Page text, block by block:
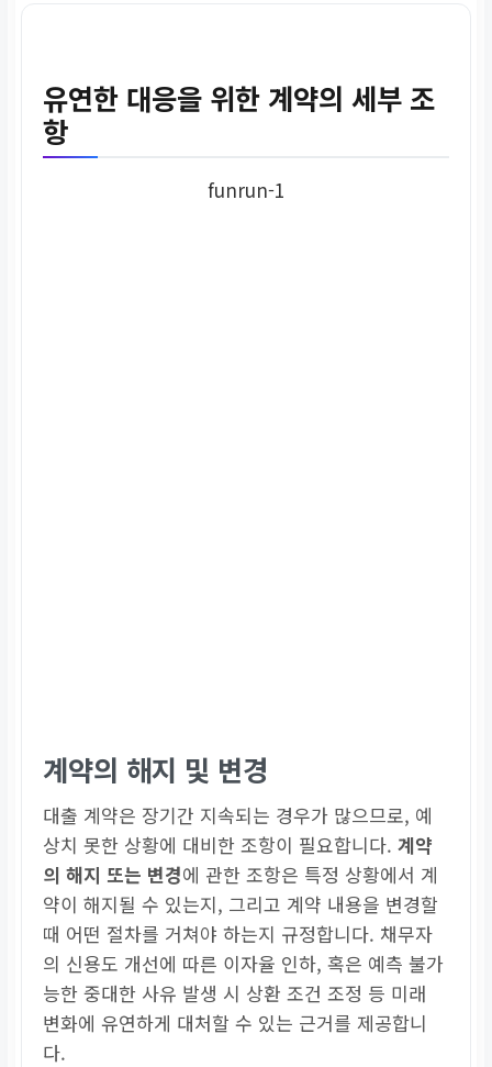
채무자와 보증인 중 누구
에게든 청구 가능
주요 의무
유연한 대응을 위한 계약의 세부 조
항
funrun-1
계약의 해지 및 변경
대출 계약은 장기간 지속되는 경우가 많으므로, 예
상치 못한 상황에 대비한 조항이 필요합니다.계약
의 해지 또는 변경에 관한 조항은 특정 상황에서 계
약이 해지될 수 있는지, 그리고 계약 내용을 변경할
때 어떤 절차를 거쳐야 하는지 규정합니다. 채무자
의 신용도 개선에 따른 이자율 인하, 혹은 예측 불가
능한 중대한 사유 발생 시 상환 조건 조정 등 미래
변화에 유연하게 대처할 수 있는 근거를 제공합니
다.